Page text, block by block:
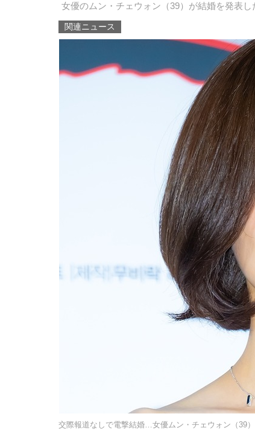
女優のムン・チェウォン（39）が結婚を発表し
関連ニュース
交際報道なしで電撃結婚…女優ムン・チェウォン（39